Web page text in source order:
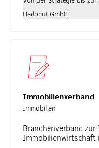
Hadocut GmbH
Immobilienverband
Immobilien
Branchenverband
Immobilienwirtschaft